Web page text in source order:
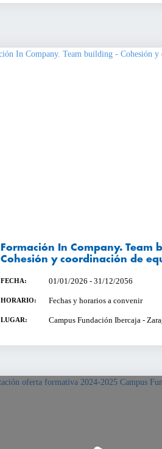
Formación In Company. Team
Cohesión y coordinación de
FECHA: 01/01/2026 - 31/12/2056
HORARIO: Fechas y horarios a convenir
LUGAR: Campus Fundación Ibercaja -